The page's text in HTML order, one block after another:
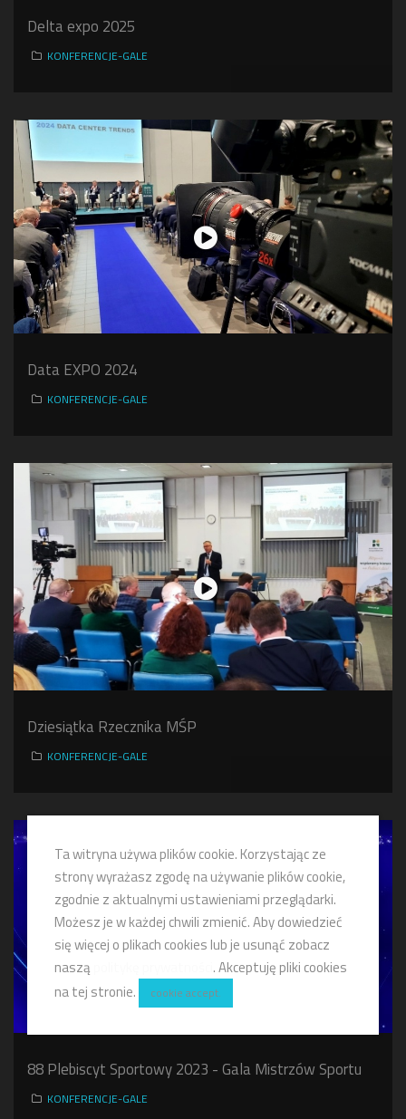
Delta expo 2025
KONFERENCJE-GALE
Data EXPO 2024
KONFERENCJE-GALE
Dziesiątka Rzecznika MŚP
KONFERENCJE-GALE
88 Plebiscyt Sportowy 2023 - Gala Mistrzów Sportu
KONFERENCJE-GALE
Ta witryna używa plików cookie. Korzystając ze
strony wyrażasz zgodę na używanie plików cookie,
zgodnie z aktualnymi ustawieniami przeglądarki.
Możesz je w każdej chwili zmienić. Aby dowiedzieć
się więcej o plikach cookies lub je usunąć zobacz
naszą
. Akceptuję pliki cookies
na tej stronie.
cookie accept.